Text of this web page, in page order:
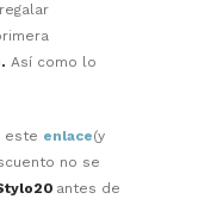
Así como lo
este enlace(y
no se
antes de